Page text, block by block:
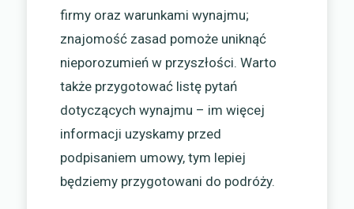
firmy oraz warunkami wynajmu;
znajomość zasad pomoże uniknąć
nieporozumień w przyszłości. Warto
także przygotować listę pytań
dotyczących wynajmu – im więcej
informacji uzyskamy przed
podpisaniem umowy, tym lepiej
będziemy przygotowani do podróży.